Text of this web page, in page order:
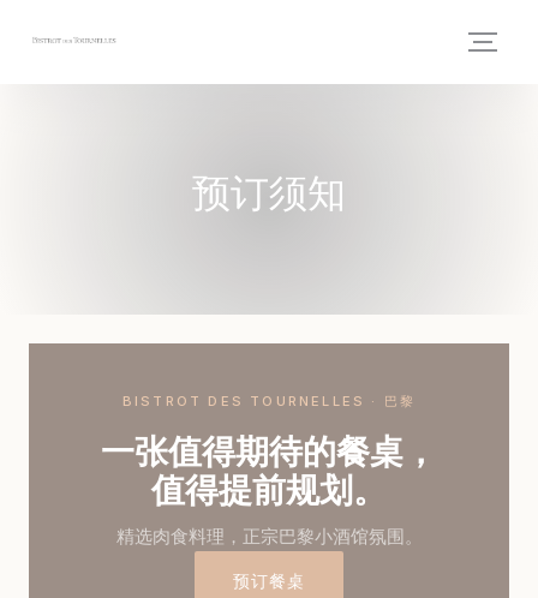
预订须知
BISTROT DES TOURNELLES · 巴黎
一张值得期待的餐桌，
值得提前规划。
精选肉食料理，正宗巴黎小酒馆氛围。
预订餐桌